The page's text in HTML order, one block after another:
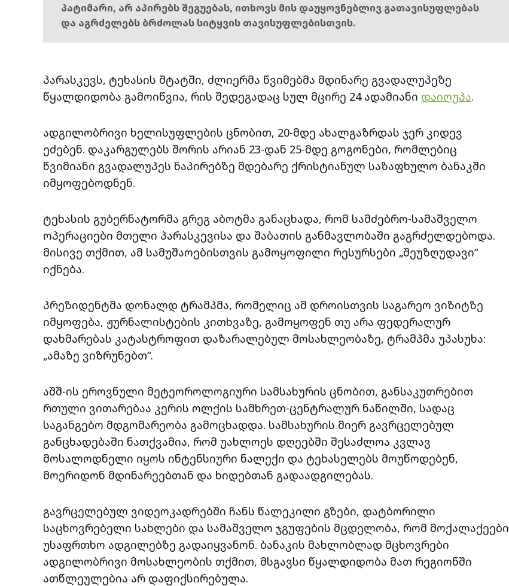
პატიმარი, არ აპირებს შეგუებას, ითხოვს მის დაუყოვნებლივ გათავისუფლებას
და აგრძელებს ბრძოლას სიტყვის თავისუფლებისთვის.
პარასკევს, ტეხასის შტატში, ძლიერმა წვიმებმა მდინარე გვადალუპეზე
წყალდიდობა გამოიწვია, რის შედეგადაც სულ მცირე 24 ადამიანი დაიღუპა.
ადგილობრივი ხელისუფლების ცნობით, 20-მდე ახალგაზრდას ჯერ კიდევ
ეძებენ. დაკარგულებს შორის არიან 23-დან 25-მდე გოგონები, რომლებიც
წვიმიანი გვადალუპეს ნაპირებზე მდებარე ქრისტიანულ საზაფხულო ბანაკში
იმყოფებოდნენ.
ტეხასის გუბერნატორმა გრეგ აბოტმა განაცხადა, რომ სამძებრო-სამაშველო
ოპერაციები მთელი პარასკევისა და შაბათის განმავლობაში გაგრძელდებოდა.
მისივე თქმით, ამ სამუშაოებისთვის გამოყოფილი რესურსები „შეუზღუდავი“
იქნება.
პრეზიდენტმა დონალდ ტრამპმა, რომელიც ამ დროისთვის საგარეო ვიზიტზე
იმყოფება, ჟურნალისტების კითხვაზე, გამოყოფენ თუ არა ფედერალურ
დახმარებას კატასტროფით დაზარალებულ მოსახლეობაზე, ტრამპმა უპასუხა:
„ამაზე ვიზრუნებთ“.
აშშ-ის ეროვნული მეტეოროლოგიური სამსახურის ცნობით, განსაკუთრებით
რთული ვითარებაა კერის ოლქის სამხრეთ-ცენტრალურ ნაწილში, სადაც
საგანგებო მდგომარეობა გამოცხადდა. სამსახურის მიერ გავრცელებულ
განცხადებაში ნათქვამია, რომ უახლოეს დღეებში შესაძლოა კვლავ
მოსალოდნელი იყოს ინტენსიური ნალექი და ტეხასელებს მოუწოდებენ,
მოერიდონ მდინარეებთან და ხიდებთან გადაადგილებას.
გავრცელებულ ვიდეოკადრებში ჩანს წალეკილი გზები, დატბორილი
საცხოვრებელი სახლები და სამაშველო ჯგუფების მცდელობა, რომ მოქალაქეები
უსაფრთხო ადგილებზე გადაიყვანონ. ბანაკის მახლობლად მცხოვრები
ადგილობრივი მოსახლეობის თქმით, მსგავსი წყალდიდობა მათ რეგიონში
ათწლეულებია არ დაფიქსირებულა.